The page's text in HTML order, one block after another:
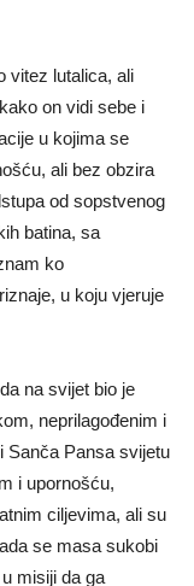
vitez lutalica, ali
on vidi sebe i
u kojima se
ali bez obzira
od sopstvenog
batina, sa
ko
u koju vjeruje
na svijet bio je
neprilagođenim i
Sanča Pansa svijetu
i upornošću,
ciljevima, ali su
se masa sukobi
misiji da ga